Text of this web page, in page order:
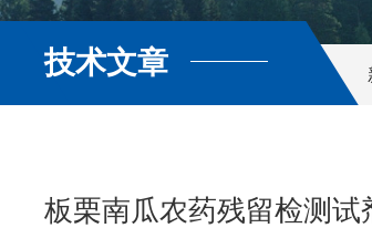
技术文章
板栗南瓜农药残留检测